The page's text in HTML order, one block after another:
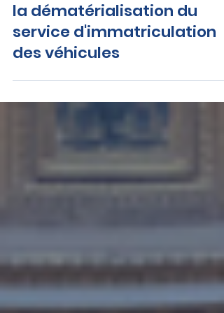
Joël GUERRIAU : Question sur
la dématérialisation du
service d'immatriculation
des véhicules